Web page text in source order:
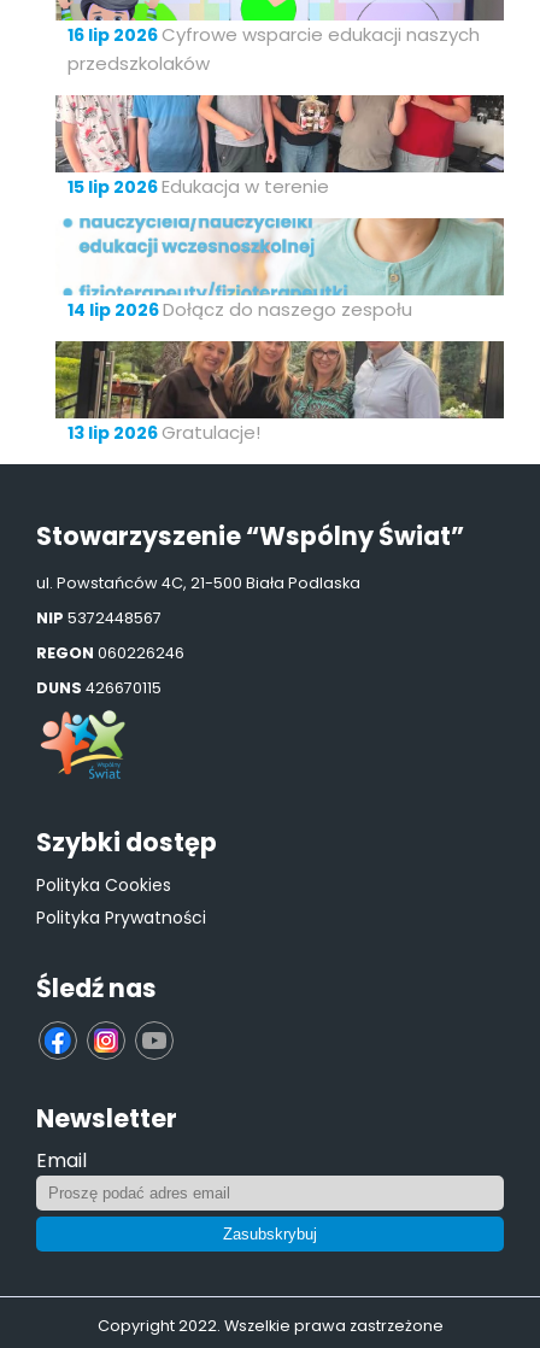
16 lip 2026 Cyfrowe wsparcie edukacji naszych
przedszkolaków
15 lip 2026Edukacja w terenie
14 lip 2026Dołącz do naszego zespołu
13 lip 2026 Gratulacje!
Stowarzyszenie “Wspólny Świat”
ul. Powstańców 4C, 21-500 Biała Podlaska
NIP 5372448567
REGON 060226246
DUNS 426670115
Szybki dostęp
Polityka Cookies
Polityka Prywatności
Śledź nas
fb ins yt
Newsletter
Email
Zasubskrybuj
Copyright 2022. Wszelkie prawa zastrzeżone